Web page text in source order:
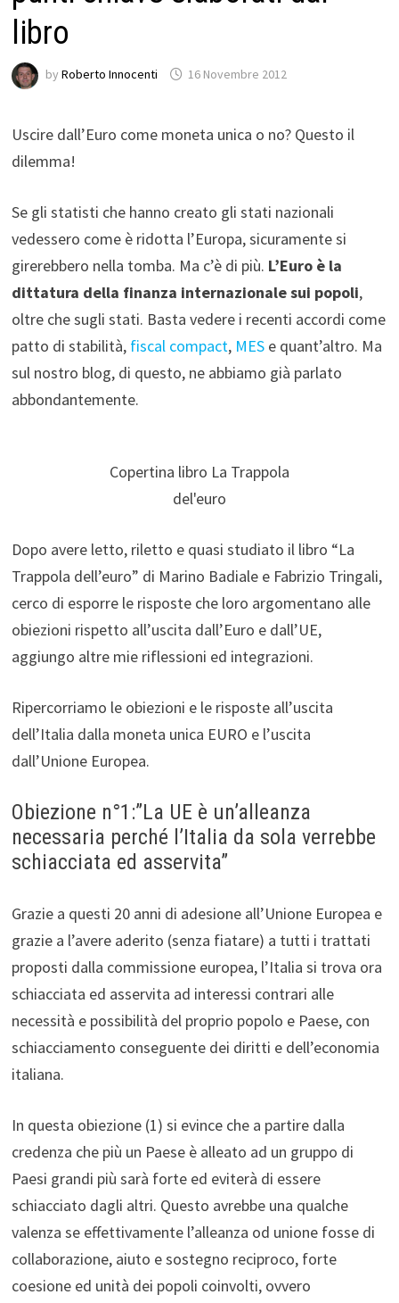
libro
by Roberto Innocenti 16 Novembre 2012
Uscire dall’Euro come moneta unica o no? Questo il
dilemma!
Se gli statisti che hanno creato gli stati nazionali
vedessero come è ridotta l’Europa, sicuramente si
girerebbero nella tomba. Ma c’è di più. L’Euro è la
dittatura della finanza internazionale sui popoli,
oltre che sugli stati. Basta vedere i recenti accordi come
patto di stabilità, fiscal compact, MESe quant’altro. Ma
sul nostro blog, di questo, ne abbiamo già parlato
abbondantemente.
Copertina libro La Trappola
del'euro
Dopo avere letto, riletto e quasi studiato il libro “La
Trappola dell’euro” di Marino Badiale e Fabrizio Tringali,
cerco di esporre le risposte che loro argomentano alle
obiezioni rispetto all’uscita dall’Euro e dall’UE,
aggiungo altre mie riflessioni ed integrazioni.
Ripercorriamo le obiezioni e le risposte all’uscita
dell’Italia dalla moneta unica EURO e l’uscita
dall’Unione Europea.
Obiezione n°1:”La UE è un’alleanza
necessaria perché l’Italia da sola verrebbe
schiacciata ed asservita”
Grazie a questi 20 anni di adesione all’Unione Europea e
grazie a l’avere aderito (senza fiatare) a tutti i trattati
proposti dalla commissione europea, l’Italia si trova ora
schiacciata ed asservita ad interessi contrari alle
necessità e possibilità del proprio popolo e Paese, con
schiacciamento conseguente dei diritti e dell’economia
italiana.
In questa obiezione (1) si evince che a partire dalla
credenza che più un Paese è alleato ad un gruppo di
Paesi grandi più sarà forte ed eviterà di essere
schiacciato dagli altri. Questo avrebbe una qualche
valenza se effettivamente l’alleanza od unione fosse di
collaborazione, aiuto e sostegno reciproco, forte
coesione ed unità dei popoli coinvolti, ovvero